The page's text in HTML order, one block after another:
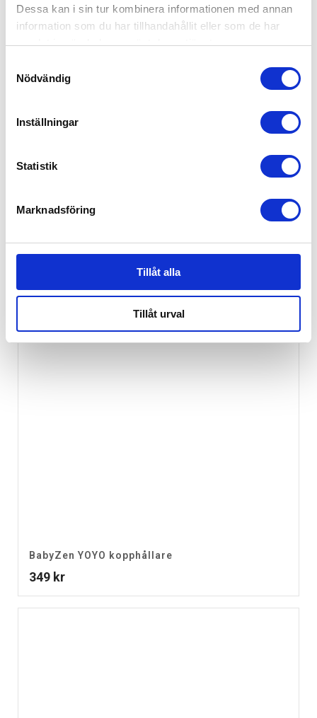
Dessa kan i sin tur kombinera informationen med annan
information som du har tillhandahållit eller som de har
samlat in när du har använt deras tjänster.
Nödvändig
Inställningar
Statistik
Marknadsföring
Tillåt alla
Tillåt urval
BabyZen YOYO kopphållare
349 kr